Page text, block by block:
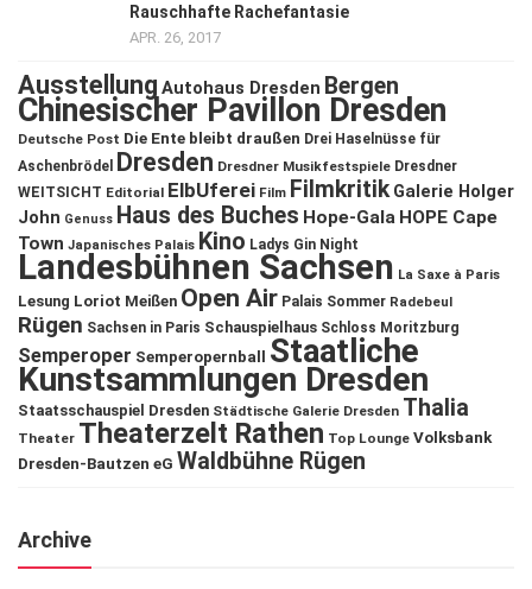
Rauschhafte Rachefantasie
APR. 26, 2017
Ausstellung Autohaus Dresden Bergen
Chinesischer Pavillon Dresden
Deutsche Post Die Ente bleibt draußen Drei Haselnüsse für
Aschenbrödel
Dresden Dresdner Musikfestspiele Dresdner
WEITSICHT Editorial ElbUferei Film Filmkritik Galerie Holger
John Genuss Haus des Buches Hope-Gala HOPE Cape
Town Japanisches Palais Kino Ladys Gin Night
Landesbühnen Sachsen La Saxe à Paris
Lesung Loriot Meißen Open Air Palais Sommer Radebeul
Rügen Sachsen in Paris Schauspielhaus Schloss Moritzburg
Semperoper Semperopernball Staatliche
Kunstsammlungen Dresden
Staatsschauspiel Dresden Städtische Galerie Dresden Thalia
Theater Theaterzelt Rathen Top Lounge Volksbank
Dresden-Bautzen eG Waldbühne Rügen
Archive